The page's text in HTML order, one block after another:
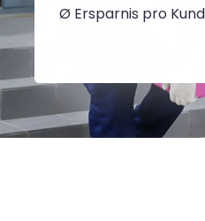
Ø Ersparnis pro